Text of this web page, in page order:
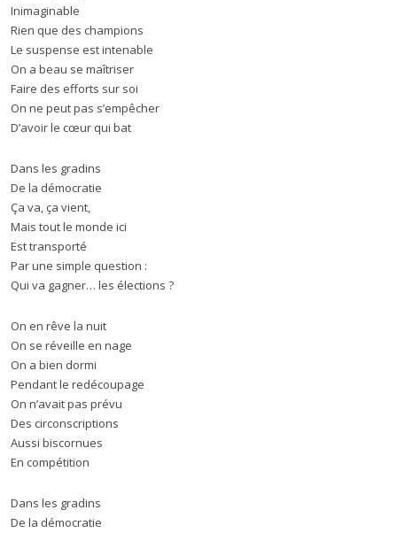
Inimaginable
Rien que des champions
Le suspense est intenable
On a beau se maîtriser
Faire des efforts sur soi
On ne peut pas s’empêcher
D’avoir le cœur qui bat
Dans les gradins
De la démocratie
Ça va, ça vient,
Mais tout le monde ici
Est transporté
Par une simple question :
Qui va gagner… les élections ?
On en rêve la nuit
On se réveille en nage
On a bien dormi
Pendant le redécoupage
On n’avait pas prévu
Des circonscriptions
Aussi biscornues
En compétition
Dans les gradins
De la démocratie